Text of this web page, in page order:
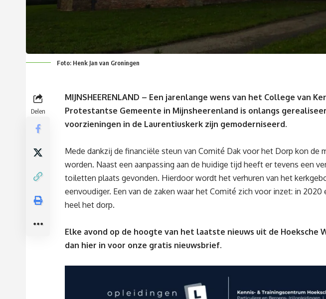
Foto: Henk Jan van Groningen
Delen
MIJNSHEERENLAND – Een jarenlange wens van het College van
Protestantse Gemeente in Mijnsheerenland is onlangs
voorzieningen in de Laurentiuskerk zijn gemoderniseerd.
Mede dankzij de financiële steun van Comité Dak voor het Dorp kon de
worden. Naast een aanpassing aan de huidige tijd heeft er tevens een
toiletten plaats gevonden. Hierdoor wordt het verhuren van het
eenvoudiger. Een van de zaken waar het Comité zich voor inzet: in 2020
heel het dorp.
Elke avond op de hoogte van het laatste nieuws uit de Hoeksche
dan hier in voor onze gratis nieuwsbrief.